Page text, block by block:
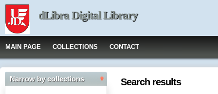
dLibra Digital Library
MAIN PAGE COLLECTIONS CONTACT
Narrow by collections Search results